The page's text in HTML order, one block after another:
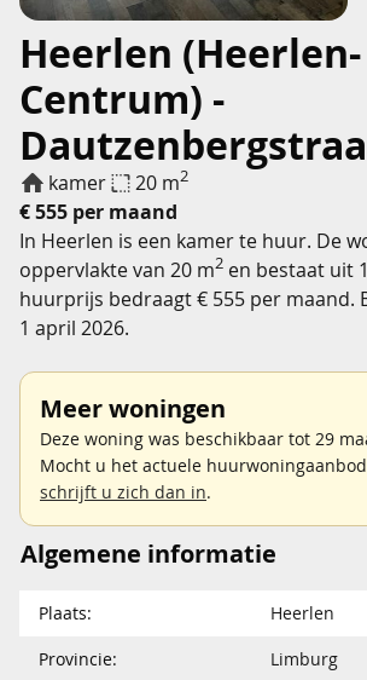
Heerlen (Heerlen-
Centrum) -
kamer 20 m2
€ 555 per maand
In Heerlen is een kamer te huur. De
oppervlakte van 20 m2 en bestaat uit
huurprijs bedraagt € 555 per maand.
1 april 2026.
Meer woningen
Deze woning was beschikbaar tot 29
Mocht u het actuele
schrijft u zich dan in.
Algemene informatie
Plaats:
Heerlen
Provincie:
Limburg